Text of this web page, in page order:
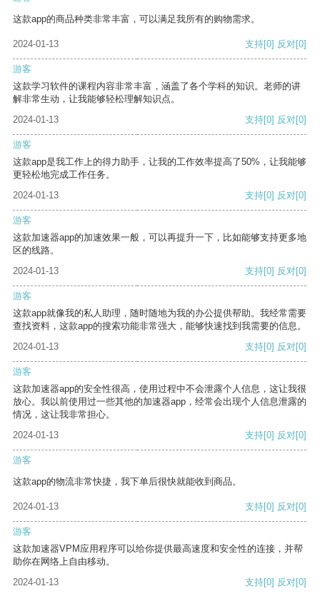
这款app的商品种类非常丰富，可以满足我所有的购物需求。
2024-01-13 支持[0] 反对[0]
游客
这款学习软件的课程内容非常丰富，涵盖了各个学科的知识。老师的讲
解非常生动，让我能够轻松理解知识点。
2024-01-13
支持[0] 反对[0]
游客
这款app是我工作上的得力助手，让我的工作效率提高了50%，让我能够
更轻松地完成工作任务。
2024-01-13
支持[0] 反对[0]
游客
这款加速器app的加速效果一般，可以再提升一下，比如能够支持更多地
区的线路。
2024-01-13
支持[0] 反对[0]
游客
这款app就像我的私人助理，随时随地为我的办公提供帮助。我经常需要
查找资料，这款app的搜索功能非常强大，能够快速找到我需要的信息。
2024-01-13
支持[0] 反对[0]
游客
这款加速器app的安全性很高，使用过程中不会泄露个人信息，这让我很
放心。我以前使用过一些其他的加速器app，经常会出现个人信息泄露的
情况，这让我非常担心。
2024-01-13
支持[0] 反对[0]
游客
这款app的物流非常快捷，我下单后很快就能收到商品。
2024-01-13 支持[0] 反对[0]
游客
这款加速器VPM应用程序可以给你提供最高速度和安全性的连接，并帮
助你在网络上自由移动。
2024-01-13
支持[0] 反对[0]